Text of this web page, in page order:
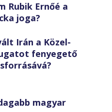
Rubik Ernőé a
joga?
Irán a Közel-
fenyegető
magyar